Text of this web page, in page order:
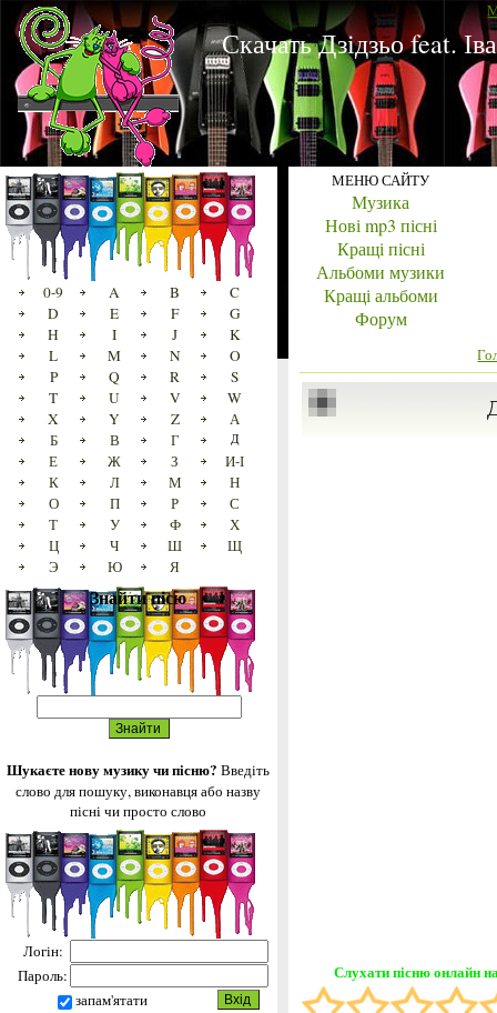
Скачать Дзідзьо feat.
0-9 A B
C
D
E F
G
H
I J
K
L
M N
O
P
Q R
S
T
U V
W
X
Y Z
А
Б
В Г Д
Е Ж З
И-І
К
Л М
Н
О
П Р
С
Т
У Ф
Х
Ц
Ч Ш
Щ
Э
Ю Я
Знайти пісю
Шукаєте нову музику чи пісню? Введіть
слово для пошуку, виконавця або назву
пісні чи просто слово
Логін:
Пароль:
запам'ятати
МЕНЮ САЙТУ
Музика
Нові mp3 пісні
Кращі пісні
Альбоми музики
Кращі альбоми
Форум
Слухати пісню онлайн